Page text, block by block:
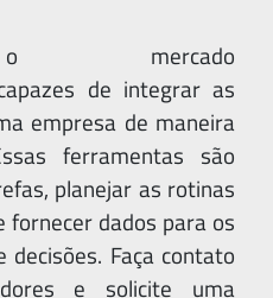
o mercado
de integrar as
empresa de maneira
ferramentas são
planejar as rotinas
fornecer dados para os
Faça contato
e solicite uma